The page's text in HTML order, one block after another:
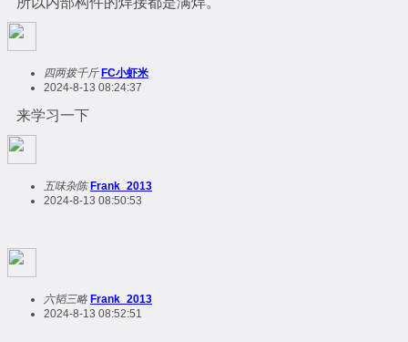
四两拨千斤 FC小虾米
2024-8-13 08:24:37
来学习一下
五味杂陈 Frank_2013
2024-8-13 08:50:53
六韬三略 Frank_2013
2024-8-13 08:52:51